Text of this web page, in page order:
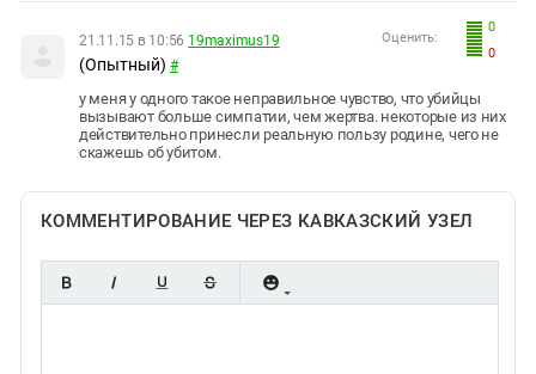
0
0
Оценить:
21.11.15 в 10:56 19maximus19
(Опытный) #
у меня у одного такое неправильное чувство, что убийцы
вызывают больше симпатии, чем жертва. некоторые из них
действительно принесли реальную пользу родине, чего не
скажешь об убитом.
КОММЕНТИРОВАНИЕ ЧЕРЕЗ КАВКАЗСКИЙ УЗЕЛ